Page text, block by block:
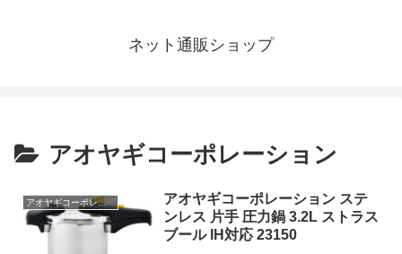
ネット通販ショップ
アオヤギコーポレーション
アオヤギコーポレーション
アオヤギコーポレーション ステ
ンレス 片手 圧力鍋 3.2L ストラス
ブール IH対応 23150